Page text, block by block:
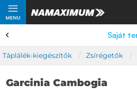
MENU
Saját termelés
Táplálék-kiegészítők Zsírégetők
Garcinia Cambogia